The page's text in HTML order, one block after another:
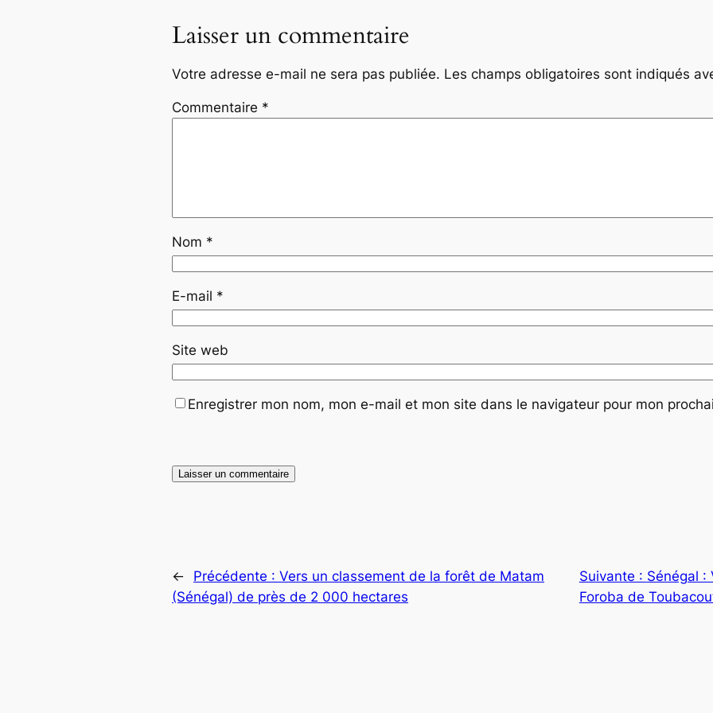
Laisser un commentaire
Votre adresse e-mail ne sera pas publiée. Les champs obligatoires sont indiqués
Commentaire *
Nom *
E-mail *
Site web
Enregistrer mon nom, mon e-mail et mon site dans le navigateur pour mon
← Précédente : Vers un classement de la forêt de Matam
(Sénégal) de près de 2 000 hectares
Suivante : Sénégal :
Foroba de